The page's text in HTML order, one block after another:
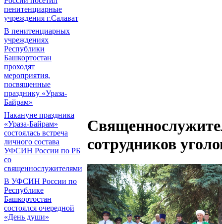
пенитенциарные
учреждения г.Салават
В пенитенциарных
учреждениях
Республики
Башкортостан
проходят
мероприятия,
посвященные
празднику «Ураза-
Байрам»
Накануне праздника
«Ураза-Байрам»
состоялась встреча
личного состава
УФСИН России по РБ
со
священнослужителями
В УФСИН России по
Республике
Башкортостан
состоялся очередной
«День души»
сотрудников